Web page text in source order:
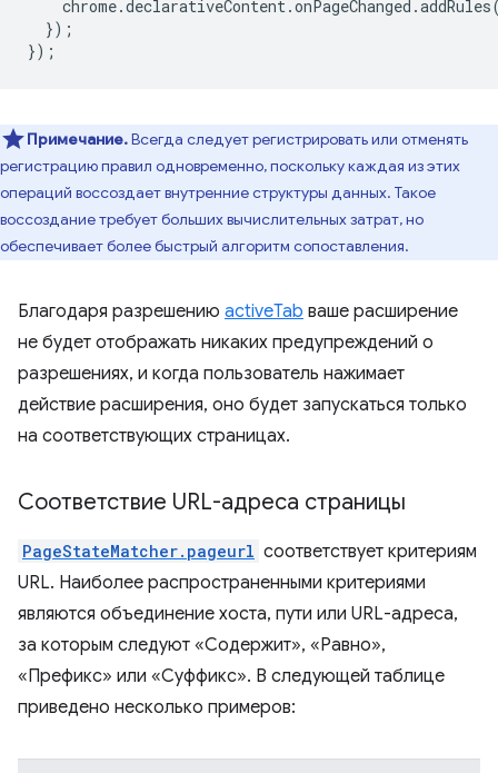
chrome.declarativeContent.onPageChanged .addRules
});
});
Примечание.Всегда следует регистрировать или отменять
регистрацию правил одновременно, поскольку каждая из этих
операций воссоздает внутренние структуры данных. Такое
воссоздание требует больших вычислительных затрат, но
обеспечивает более быстрый алгоритм сопоставления.
Благодаря разрешению activeTab ваше расширение
не будет отображать никаких предупреждений о
разрешениях, и когда пользователь нажимает
действие расширения, оно будет запускаться только
на соответствующих страницах.
Соответствие URL-адреса страницы
PageStateMatcher.pageurl соответствует критериям
URL. Наиболее распространенными критериями
являются объединение хоста, пути или URL-адреса,
за которым следуют «Содержит», «Равно»,
«Префикс» или «Суффикс». В следующей таблице
приведено несколько примеров: